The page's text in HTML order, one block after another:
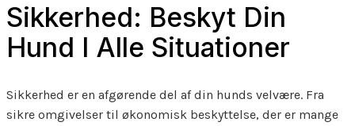
Sikkerhed: Beskyt Din
Hund I Alle Situationer
Sikkerhed er en afgørende del af din hunds velvære. Fra
sikre omgivelser til økonomisk beskyttelse, der er mange